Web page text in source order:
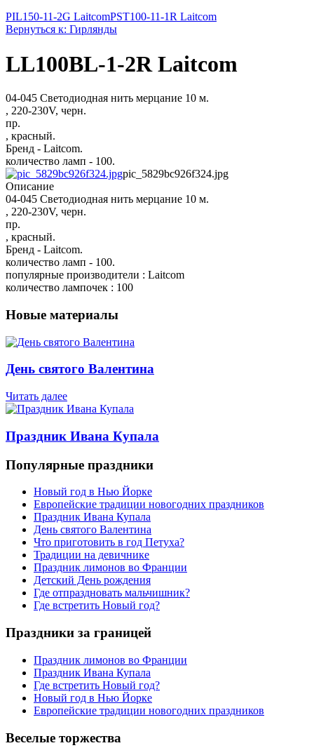
PIL150-11-2G LaitcomPST100-11-1R Laitcom
Вернуться к: Гирлянды
LL100BL-1-2R Laitcom
04-045 Светодиодная нить мерцание 10 м.
, 220-230V, черн.
пр.
, красный.
Бренд - Laitcom.
количество ламп - 100.
pic_5829bc926f324.jpg
Описание
04-045 Светодиодная нить мерцание 10 м.
, 220-230V, черн.
пр.
, красный.
Бренд - Laitcom.
количество ламп - 100.
популярные производители : Laitcom
количество лампочек : 100
Новые материалы
День святого Валентина
Читать далее
Праздник Ивана Купала
Популярные праздники
Новый год в Нью Йорке
Европейские традиции новогодних праздников
Праздник Ивана Купала
День святого Валентина
Что приготовить в год Петуха?
Традиции на девичнике
Праздник лимонов во Франции
Детский День рождения
Где отпраздновать мальчишник?
Где встретить Новый год?
Праздники за границей
Праздник лимонов во Франции
Праздник Ивана Купала
Где встретить Новый год?
Новый год в Нью Йорке
Европейские традиции новогодних праздников
Веселые торжества